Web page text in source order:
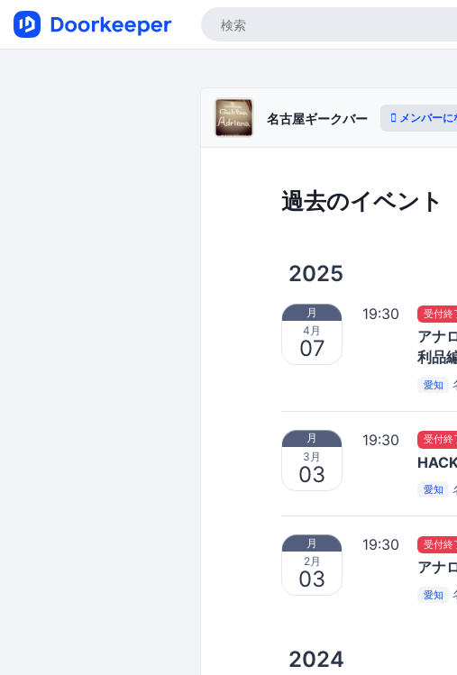
名古屋ギークバー メンバーに
過去のイベント
2025
月
4月
07
19:30 受付終
アナ
利品
愛知
月
3月
03
19:30 受付終
愛知
月
2月
03
19:30 受付終
アナ
愛知
2024